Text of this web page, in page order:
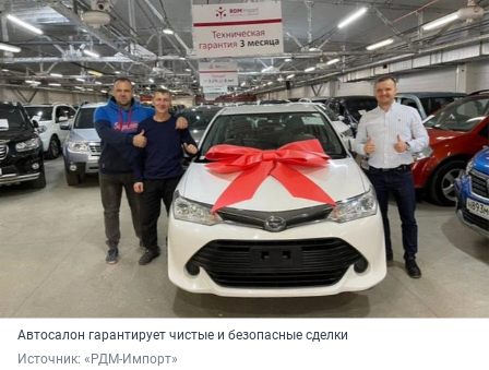
Автосалон гарантирует чистые и безопасные сделки
Источник: «РДМ-Импорт»